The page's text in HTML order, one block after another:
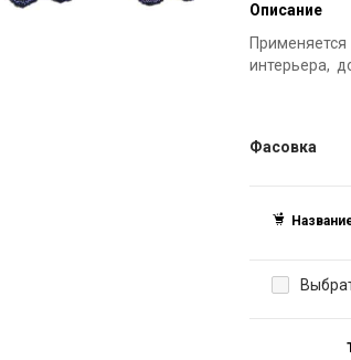
Описание
интерьера,
Фасовка